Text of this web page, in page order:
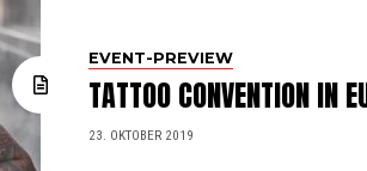
EVENT-PREVIEW
TATTOO CONVENTION IN
23. OKTOBER 2019